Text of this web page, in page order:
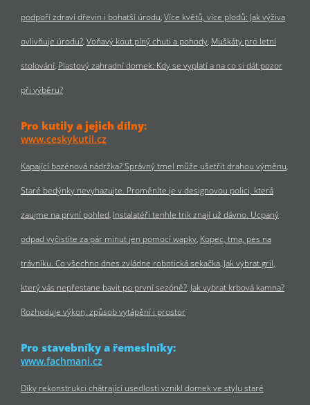
podpoří zdraví dřevin i bohatší úrodu Více květů, více plodů: Jak výživa
ovlivňuje úrodu? Voňavý kout plný chuti a pohody Muškáty pro letní
stolování Plastový zahradní domek: Kdy se vyplatí a na co si dát pozor
při výběru?
Pro kutily a jejich dílny:
www.ceskykutil.cz
Kapající bazénová nádržka? Správný tmel může ušetřit drahou výměnu
Staré bedýnky nevyhazujte. Proměníte je v designovou polici, která
zaujme na první pohled Instalatéři tenhle trik znají už dávno. Ucpaný
odpad vyčistíte za pár minut jen pomocí wapky Kopec, tma, pes na
trávníku. Co všechno dnes zvládne robotická sekačka Jak vybrat gril,
který vás nepřestane bavit po první sezóně? Jak vybrat krbová kamna?
Rozhoduje výkon, způsob vytápění i prostor
Pro stavebníky a řemeslníky:
www.fachmani.cz
Díky rekonstrukci chátrající usedlosti vznikl domek ve stylu staré